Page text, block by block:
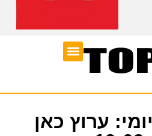
ערוץ כאן